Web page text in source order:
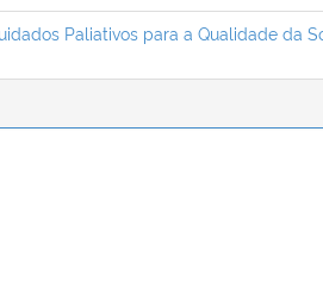
Paliativos para a Qualidade da